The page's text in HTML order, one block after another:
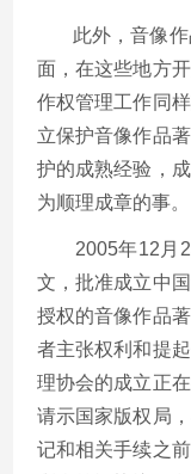
此外，音像作
面，在这些地方
作权管理工作同
立保护音像作品
护的成熟经验，
为顺理成章的事。
2005年12月23
文，批准成立中
授权的音像作品
者主张权利和提
理协会的成立正
请示国家版权局
记和相关手续之